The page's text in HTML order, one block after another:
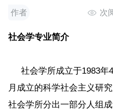
是于1981年2月成立的科学
室。1984年曾从社会学所
作者 次
社会学专业简介
社会学所成立于1983年
月成立的科学社会主义研
社会学所分出一部分人组